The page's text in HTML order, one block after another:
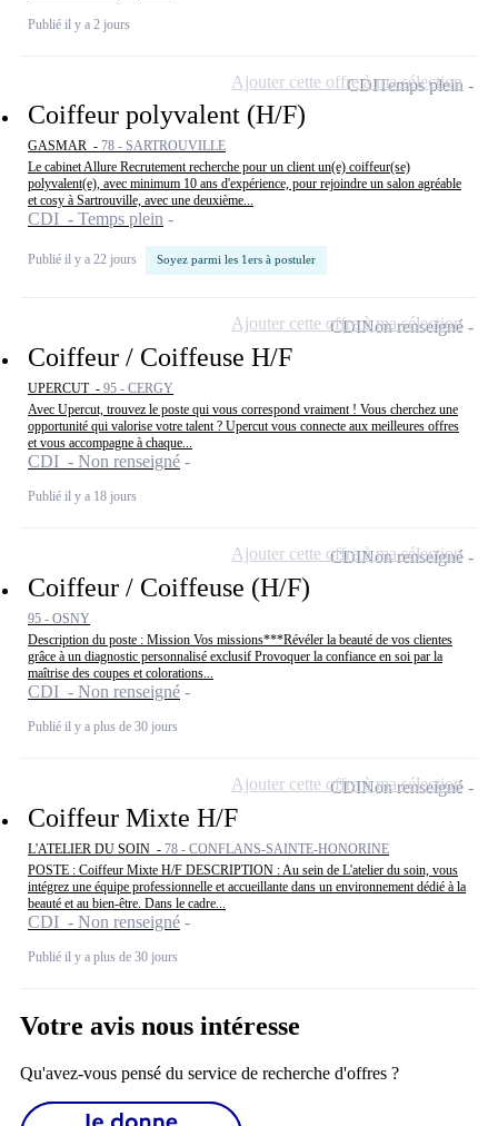
Publié il y a 2 jours
Coiffeur polyvalent (H/F)
GASMAR - 78 - SARTROUVILLE
Le cabinet Allure Recrutement recherche pour un client un(e) coiffeur(se)
polyvalent(e), avec minimum 10 ans d'expérience, pour rejoindre un salon agréable
et cosy à Sartrouville, avec une deuxième...
CDI - Temps plein
Publié il y a 22 jours Soyez parmi les 1ers à postuler
CDITemps plein
Ajouter cette offre à ma sélection
Coiffeur / Coiffeuse H/F
UPERCUT - 95 - CERGY
Avec Upercut, trouvez le poste qui vous correspond vraiment ! Vous cherchez une
opportunité qui valorise votre talent ? Upercut vous connecte aux meilleures offres
et vous accompagne à chaque...
CDI - Non renseigné
Publié il y a 18 jours
CDINon renseigné
Ajouter cette offre à ma sélection
Coiffeur / Coiffeuse (H/F)
95 - OSNY
Description du poste : Mission Vos missions***Révéler la beauté de vos clientes
grâce à un diagnostic personnalisé exclusif Provoquer la confiance en soi par la
maîtrise des coupes et colorations...
CDI - Non renseigné
Publié il y a plus de 30 jours
CDINon renseigné
Ajouter cette offre à ma sélection
Coiffeur Mixte H/F
L'ATELIER DU SOIN - 78 - CONFLANS-SAINTE-HONORINE
POSTE : Coiffeur Mixte H/F DESCRIPTION : Au sein de L'atelier du soin, vous
intégrez une équipe professionnelle et accueillante dans un environnement dédié à la
beauté et au bien-être. Dans le cadre...
CDI - Non renseigné
Publié il y a plus de 30 jours
CDINon renseigné
Ajouter cette offre à ma sélection
Votre avis nous intéresse
Qu'avez-vous pensé du service de recherche d'offres ?